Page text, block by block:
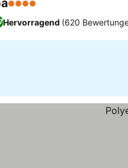
4 Sterne
Hervorragend (620